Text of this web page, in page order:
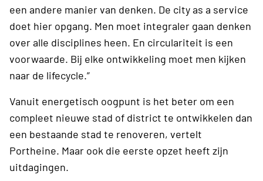
een andere manier van denken. De city as a service
doet hier opgang. Men moet integraler gaan denken
over alle disciplines heen. En circulariteit is een
voorwaarde. Bij elke ontwikkeling moet men kijken
naar de lifecycle.”
Vanuit energetisch oogpunt is het beter om een
compleet nieuwe stad of district te ontwikkelen dan
een bestaande stad te renoveren, vertelt
Portheine. Maar ook die eerste opzet heeft zijn
uitdagingen.